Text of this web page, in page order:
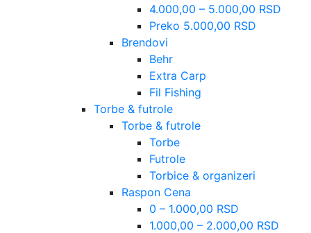
4.000,00 – 5.000,00 RSD
Preko 5.000,00 RSD
Brendovi
Behr
Extra Carp
Fil Fishing
Torbe & futrole
Torbe & futrole
Torbe
Futrole
Torbice & organizeri
Raspon Cena
0 – 1.000,00 RSD
1.000,00 – 2.000,00 RSD